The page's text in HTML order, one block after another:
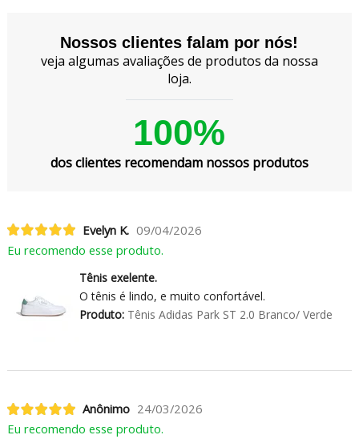
Nossos clientes falam por nós!
veja algumas avaliações de produtos da nossa
loja.
100%
dos clientes recomendam nossos produtos
Evelyn K. 09/04/2026
Eu recomendo esse produto.
Tênis exelente.
O tênis é lindo, e muito confortável.
Produto:Tênis Adidas Park ST 2.0 Branco/ Verde
Anônimo 24/03/2026
Eu recomendo esse produto.